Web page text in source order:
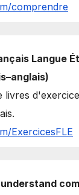
comprendre
Langue
livres
ExercicesFLE